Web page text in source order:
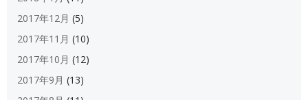
2017年12月 (5)
2017年11月 (10)
2017年10月 (12)
2017年9月 (13)